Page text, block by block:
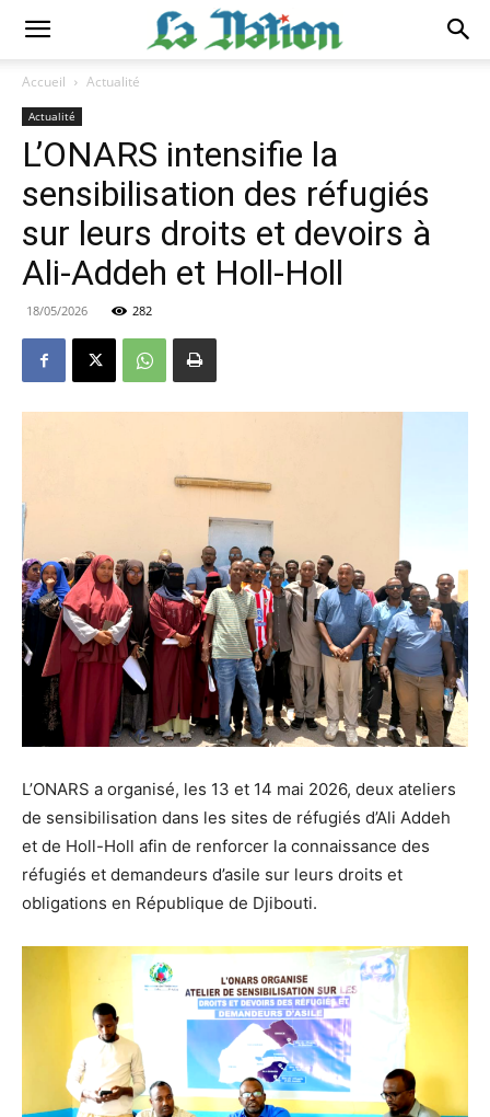
Accueil Actualité
Actualité
L’ONARS intensifie la
sensibilisation des réfugiés
sur leurs droits et devoirs à
Ali-Addeh et Holl-Holl
18/05/2026 282
L’ONARS a organisé, les 13 et 14 mai 2026, deux ateliers
de sensibilisation dans les sites de réfugiés d’Ali Addeh
et de Holl-Holl afin de renforcer la connaissance des
réfugiés et demandeurs d’asile sur leurs droits et
obligations en République de Djibouti.